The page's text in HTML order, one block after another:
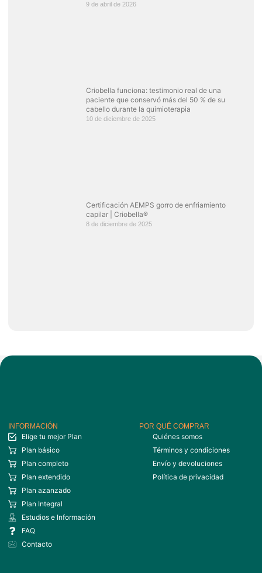
9 de abril de 2026
Criobella funciona: testimonio real de una
paciente que conservó más del 50 % de su
cabello durante la quimioterapia
10 de diciembre de 2025
Certificación AEMPS gorro de enfriamiento
capilar | Criobella®
8 de diciembre de 2025
INFORMACIÓN
Elige tu mejor Plan
Plan básico
Plan completo
Plan extendido
Plan azanzado
Plan Integral
Estudios e Información
FAQ
Contacto
POR QUÉ COMPRAR
Quiénes somos
Términos y condiciones
Envío y devoluciones
Política de privacidad